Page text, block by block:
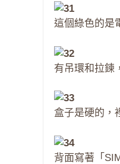
這個綠色的是
有吊環和拉鍊
盒子是硬的，
背面寫著「